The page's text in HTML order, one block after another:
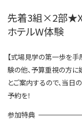
先着3組×2部
ホテルW体験
【式場見学の第一歩を
験の他、予算重視の方に
とご案内するので、当
予約を！
参加特典